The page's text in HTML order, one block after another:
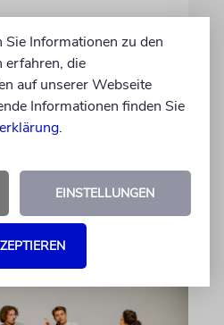
waren, wird
einem Stück
gegraben. Erst mit dem
Informationen zu den
erfahren, die
auf unserer Webseite
Informationen finden Sie
.
EINSTELLUNGEN